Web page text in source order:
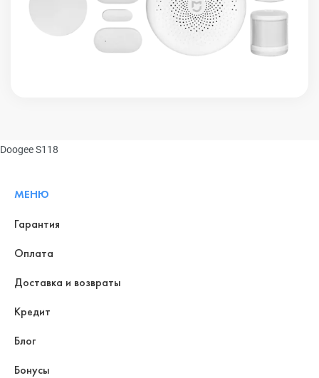
Doogee S118
МЕНЮ
Гарантия
Оплата
Доставка и возвраты
Кредит
Блог
Бонусы